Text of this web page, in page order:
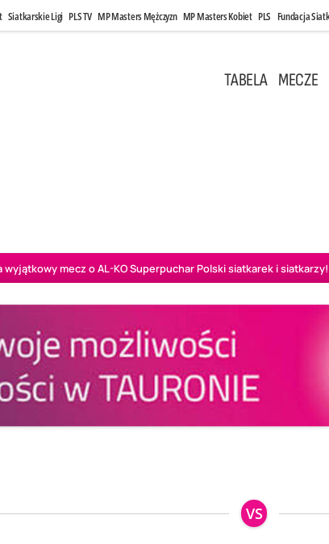
Siatkarskie Ligi PLS TV MP Masters Mężczyzn MP Masters Kobiet PLS Fundacja
TABELA MECZE
mecz o AL-KO Superpuchar Polski siatkarek i siatkarzy!
VS